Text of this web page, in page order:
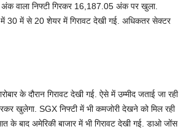
वाला न‍िफ्टी ग‍िरकर 16,187.05 अंक पर खुला.
में 30 में से 20 शेयर में ग‍िरावट देखी गई. अध‍िकतर सेक्‍टर
के दौरान ग‍िरावट देखी गई. ऐसे में उम्मीद जताई जा रही
खुलेगा. SGX निफ्टी में भी कमजोरी देखने को मिल रही
के बाद अमेरिकी बाजार में भी ग‍िरावट देखी गई. डाओ जोंस